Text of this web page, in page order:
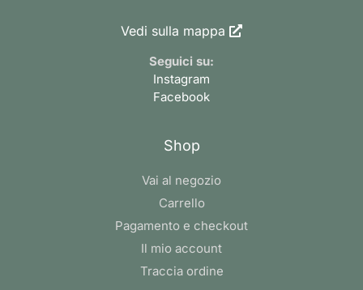
Vedi sulla mappa
Seguici su:
Instagram
Facebook
Shop
Vai al negozio
Carrello
Pagamento e checkout
Il mio account
Traccia ordine